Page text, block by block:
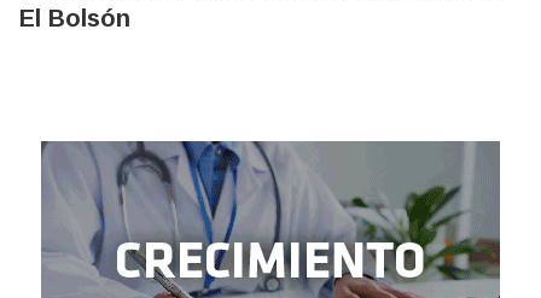
El Bolsón